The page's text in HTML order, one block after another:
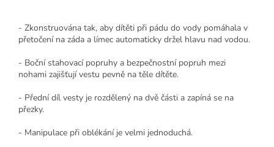
- Zkonstruována tak, aby dítěti při pádu do vody pomáhala v
přetočení na záda a límec automaticky držel hlavu nad vodou.
- Boční stahovací popruhy a bezpečnostní popruh mezi
nohami zajišťují vestu pevně na těle dítěte.
- Přední díl vesty je rozdělený na dvě části a zapíná se na
přezky.
- Manipulace při oblékání je velmi jednoduchá.